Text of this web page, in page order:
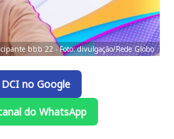
bbb 22 - Foto: divulgação/Rede Globo
no Google
do WhatsApp